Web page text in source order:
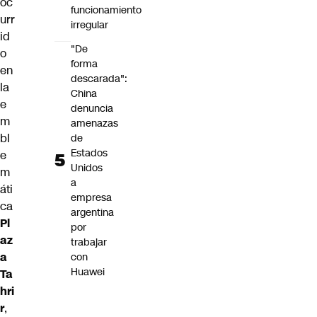
urr
id
o
en
la
e
m
bl
e
m
áti
ca
Pl
az
a
Ta
hri
r,
funcionamiento
irregular
"De
forma
descarada":
China
denuncia
amenazas
de
Estados
Unidos
a
empresa
argentina
por
trabajar
con
Huawei